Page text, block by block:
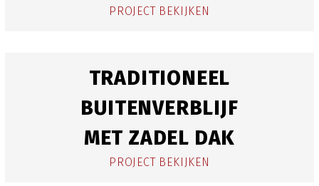
PROJECT BEKIJKEN
TRADITIONEEL
BUITENVERBLIJF
MET ZADEL DAK
PROJECT BEKIJKEN